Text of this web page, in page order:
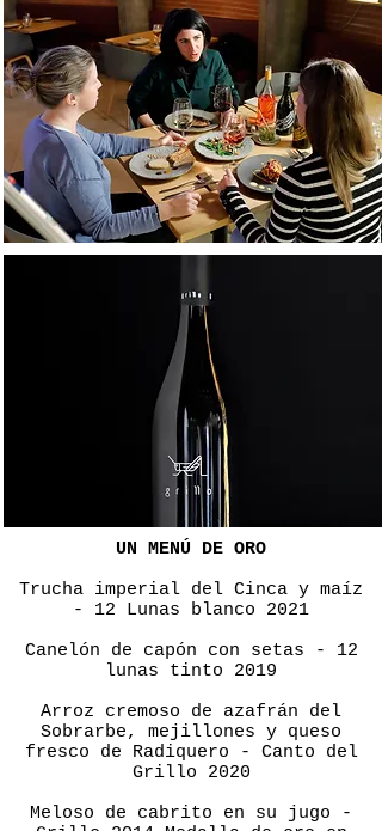
UN MENÚ DE ORO
Trucha imperial del Cinca y maíz
- 12 Lunas blanco 2021
Canelón de capón con setas - 12
lunas tinto 2019
Arroz cremoso de azafrán del
Sobrarbe, mejillones y queso
fresco de Radiquero - Canto del
Grillo 2020
Meloso de cabrito en su jugo -